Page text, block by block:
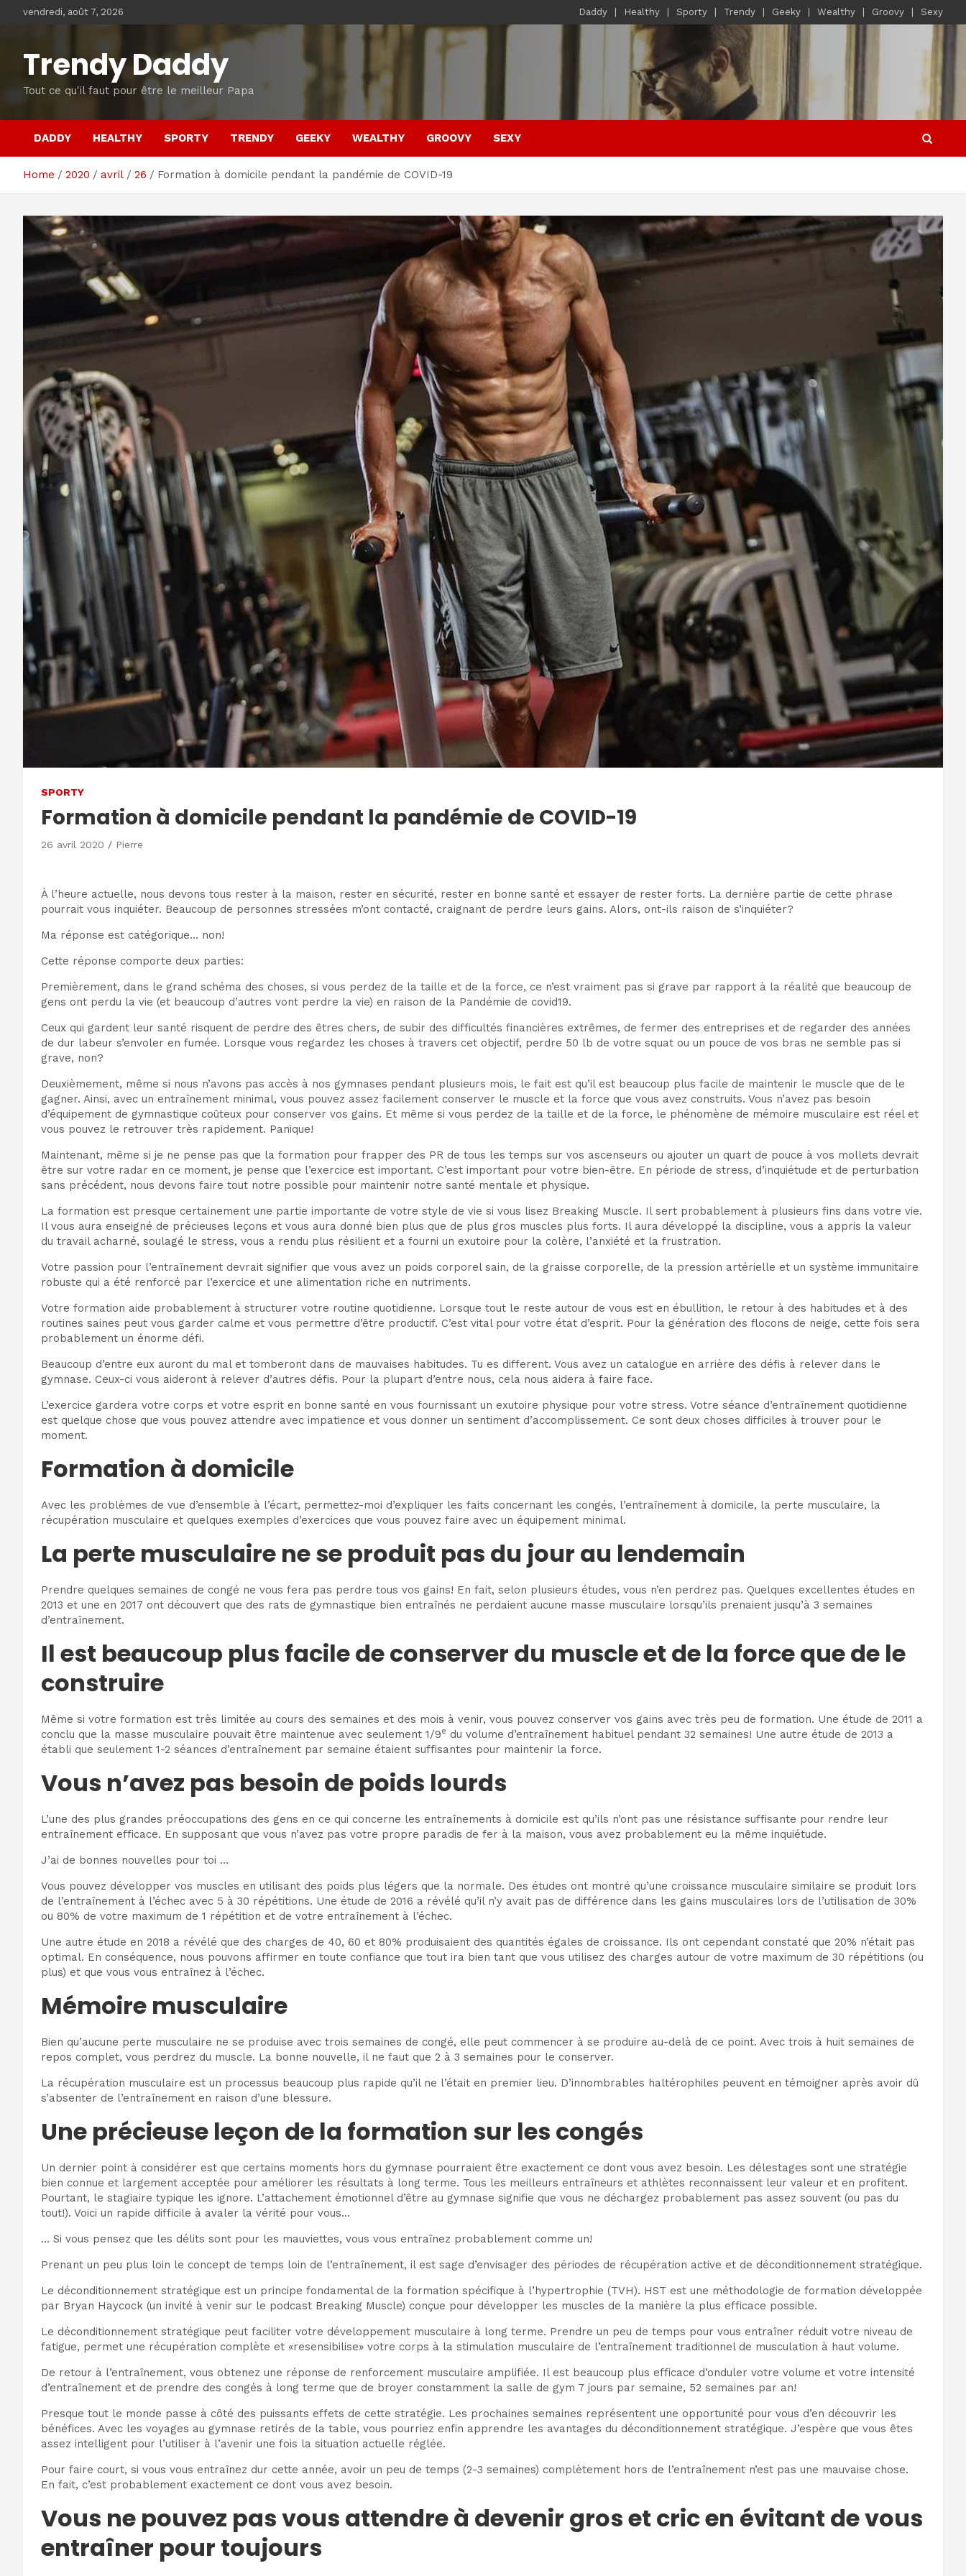
vendredi, août 7, 2026 Daddy Healthy Sporty Trendy Geeky Wealthy Groovy Sexy
Trendy Daddy
Tout ce qu'il faut pour être le meilleur Papa
DADDY HEALTHY SPORTY TRENDY GEEKY WEALTHY GROOVY SEXY
Home 2020 avril 26 Formation à domicile pendant la pandémie de COVID-19
SPORTY
Formation à domicile pendant la pandémie de COVID-19
26 avril 2020 Pierre
À l’heure actuelle, nous devons tous rester à la maison, rester en sécurité, rester en bonne santé et essayer de rester forts. La dernière partie de cette phrase
pourrait vous inquiéter. Beaucoup de personnes stressées m’ont contacté, craignant de perdre leurs gains. Alors, ont-ils raison de s’inquiéter?
Ma réponse est catégorique… non!
Cette réponse comporte deux parties:
Premièrement, dans le grand schéma des choses, si vous perdez de la taille et de la force, ce n’est vraiment pas si grave par rapport à la réalité que beaucoup de
gens ont perdu la vie (et beaucoup d’autres vont perdre la vie) en raison de la Pandémie de covid19.
Ceux qui gardent leur santé risquent de perdre des êtres chers, de subir des difficultés financières extrêmes, de fermer des entreprises et de regarder des années
de dur labeur s’envoler en fumée. Lorsque vous regardez les choses à travers cet objectif, perdre 50 lb de votre squat ou un pouce de vos bras ne semble pas si
grave, non?
Deuxièmement, même si nous n’avons pas accès à nos gymnases pendant plusieurs mois, le fait est qu’il est beaucoup plus facile de maintenir le muscle que de le
gagner. Ainsi, avec un entraînement minimal, vous pouvez assez facilement conserver le muscle et la force que vous avez construits. Vous n’avez pas besoin
d’équipement de gymnastique coûteux pour conserver vos gains. Et même si vous perdez de la taille et de la force, le phénomène de mémoire musculaire est réel et
vous pouvez le retrouver très rapidement. Panique!
Maintenant, même si je ne pense pas que la formation pour frapper des PR de tous les temps sur vos ascenseurs ou ajouter un quart de pouce à vos mollets devrait
être sur votre radar en ce moment, je pense que l’exercice est important. C’est important pour votre bien-être. En période de stress, d’inquiétude et de perturbation
sans précédent, nous devons faire tout notre possible pour maintenir notre santé mentale et physique.
La formation est presque certainement une partie importante de votre style de vie si vous lisez Breaking Muscle. Il sert probablement à plusieurs fins dans votre vie.
Il vous aura enseigné de précieuses leçons et vous aura donné bien plus que de plus gros muscles plus forts. Il aura développé la discipline, vous a appris la valeur
du travail acharné, soulagé le stress, vous a rendu plus résilient et a fourni un exutoire pour la colère, l’anxiété et la frustration.
Votre passion pour l’entraînement devrait signifier que vous avez un poids corporel sain, de la graisse corporelle, de la pression artérielle et un système immunitaire
robuste qui a été renforcé par l’exercice et une alimentation riche en nutriments.
Votre formation aide probablement à structurer votre routine quotidienne. Lorsque tout le reste autour de vous est en ébullition, le retour à des habitudes et à des
routines saines peut vous garder calme et vous permettre d’être productif. C’est vital pour votre état d’esprit. Pour la génération des flocons de neige, cette fois sera
probablement un énorme défi.
Beaucoup d’entre eux auront du mal et tomberont dans de mauvaises habitudes. Tu es different. Vous avez un catalogue en arrière des défis à relever dans le
gymnase. Ceux-ci vous aideront à relever d’autres défis. Pour la plupart d’entre nous, cela nous aidera à faire face.
L’exercice gardera votre corps et votre esprit en bonne santé en vous fournissant un exutoire physique pour votre stress. Votre séance d’entraînement quotidienne
est quelque chose que vous pouvez attendre avec impatience et vous donner un sentiment d’accomplissement. Ce sont deux choses difficiles à trouver pour le
moment.
Formation à domicile
Avec les problèmes de vue d’ensemble à l’écart, permettez-moi d’expliquer les faits concernant les congés, l’entraînement à domicile, la perte musculaire, la
récupération musculaire et quelques exemples d’exercices que vous pouvez faire avec un équipement minimal.
La perte musculaire ne se produit pas du jour au lendemain
Prendre quelques semaines de congé ne vous fera pas perdre tous vos gains! En fait, selon plusieurs études, vous n’en perdrez pas. Quelques excellentes études en
2013 et une en 2017 ont découvert que des rats de gymnastique bien entraînés ne perdaient aucune masse musculaire lorsqu’ils prenaient jusqu’à 3 semaines
d’entraînement.
Il est beaucoup plus facile de conserver du muscle et de la force que de le
construire
Même si votre formation est très limitée au cours des semaines et des mois à venir, vous pouvez conserver vos gains avec très peu de formation. Une étude de 2011 a
conclu que la masse musculaire pouvait être maintenue avec seulement 1/9e du volume d’entraînement habituel pendant 32 semaines! Une autre étude de 2013 a
établi que seulement 1-2 séances d’entraînement par semaine étaient suffisantes pour maintenir la force.
Vous n’avez pas besoin de poids lourds
L’une des plus grandes préoccupations des gens en ce qui concerne les entraînements à domicile est qu’ils n’ont pas une résistance suffisante pour rendre leur
entraînement efficace. En supposant que vous n’avez pas votre propre paradis de fer à la maison, vous avez probablement eu la même inquiétude.
J’ai de bonnes nouvelles pour toi …
Vous pouvez développer vos muscles en utilisant des poids plus légers que la normale. Des études ont montré qu’une croissance musculaire similaire se produit lors
de l’entraînement à l’échec avec 5 à 30 répétitions. Une étude de 2016 a révélé qu’il n’y avait pas de différence dans les gains musculaires lors de l’utilisation de 30%
ou 80% de votre maximum de 1 répétition et de votre entraînement à l’échec.
Une autre étude en 2018 a révélé que des charges de 40, 60 et 80% produisaient des quantités égales de croissance. Ils ont cependant constaté que 20% n’était pas
optimal. En conséquence, nous pouvons affirmer en toute confiance que tout ira bien tant que vous utilisez des charges autour de votre maximum de 30 répétitions (ou
plus) et que vous vous entraînez à l’échec.
Mémoire musculaire
Bien qu’aucune perte musculaire ne se produise avec trois semaines de congé, elle peut commencer à se produire au-delà de ce point. Avec trois à huit semaines de
repos complet, vous perdrez du muscle. La bonne nouvelle, il ne faut que 2 à 3 semaines pour le conserver.
La récupération musculaire est un processus beaucoup plus rapide qu’il ne l’était en premier lieu. D’innombrables haltérophiles peuvent en témoigner après avoir dû
s’absenter de l’entraînement en raison d’une blessure.
Une précieuse leçon de la formation sur les congés
Un dernier point à considérer est que certains moments hors du gymnase pourraient être exactement ce dont vous avez besoin. Les délestages sont une stratégie
bien connue et largement acceptée pour améliorer les résultats à long terme. Tous les meilleurs entraîneurs et athlètes reconnaissent leur valeur et en profitent.
Pourtant, le stagiaire typique les ignore. L’attachement émotionnel d’être au gymnase signifie que vous ne déchargez probablement pas assez souvent (ou pas du
tout!). Voici un rapide difficile à avaler la vérité pour vous…
… Si vous pensez que les délits sont pour les mauviettes, vous vous entraînez probablement comme un!
Prenant un peu plus loin le concept de temps loin de l’entraînement, il est sage d’envisager des périodes de récupération active et de déconditionnement stratégique.
Le déconditionnement stratégique est un principe fondamental de la formation spécifique à l’hypertrophie (TVH). HST est une méthodologie de formation développée
par Bryan Haycock (un invité à venir sur le podcast Breaking Muscle) conçue pour développer les muscles de la manière la plus efficace possible.
Le déconditionnement stratégique peut faciliter votre développement musculaire à long terme. Prendre un peu de temps pour vous entraîner réduit votre niveau de
fatigue, permet une récupération complète et «resensibilise» votre corps à la stimulation musculaire de l’entraînement traditionnel de musculation à haut volume.
De retour à l’entraînement, vous obtenez une réponse de renforcement musculaire amplifiée. Il est beaucoup plus efficace d’onduler votre volume et votre intensité
d’entraînement et de prendre des congés à long terme que de broyer constamment la salle de gym 7 jours par semaine, 52 semaines par an!
Presque tout le monde passe à côté des puissants effets de cette stratégie. Les prochaines semaines représentent une opportunité pour vous d’en découvrir les
bénéfices. Avec les voyages au gymnase retirés de la table, vous pourriez enfin apprendre les avantages du déconditionnement stratégique. J’espère que vous êtes
assez intelligent pour l’utiliser à l’avenir une fois la situation actuelle réglée.
Pour faire court, si vous vous entraînez dur cette année, avoir un peu de temps (2-3 semaines) complètement hors de l’entraînement n’est pas une mauvaise chose.
En fait, c’est probablement exactement ce dont vous avez besoin.
Vous ne pouvez pas vous attendre à devenir gros et cric en évitant de vous
entraîner pour toujours